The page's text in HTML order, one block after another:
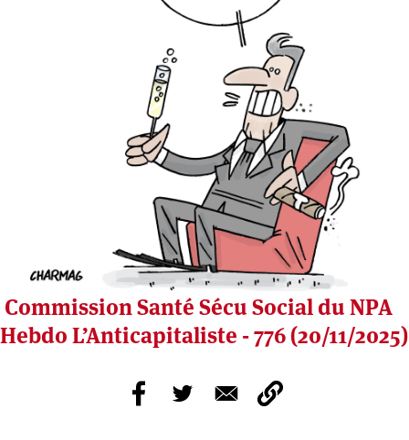
Commission Santé Sécu Social du NPA
Hebdo L’Anticapitaliste - 776 (20/11/2025)